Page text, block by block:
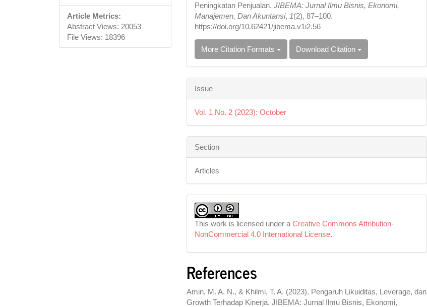
Article Metrics:
Abstract Views: 20053
File Views: 18396
Peningkatan Penjualan.JIBEMA: Jurnal Ilmu Bisnis, Ekonomi,
Manajemen, Dan Akuntansi, 1(2), 87–100.
https://doi.org/10.62421/jibema.v1i2.56
More Citation Formats Download Citation
Issue
Vol. 1 No. 2 (2023): October
Section
Articles
This work is licensed under aCreative Commons Attribution-
NonCommercial 4.0 International License.
References
Amin, M. A. N., & Khilmi, T. A. (2023). Pengaruh Likuiditas, Leverage, dan
Growth Terhadap Kinerja. JIBEMA: Jurnal Ilmu Bisnis, Ekonomi,